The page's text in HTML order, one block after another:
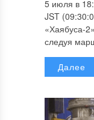
5 июля в
JST
«Хаябуса-
следуя
Далее